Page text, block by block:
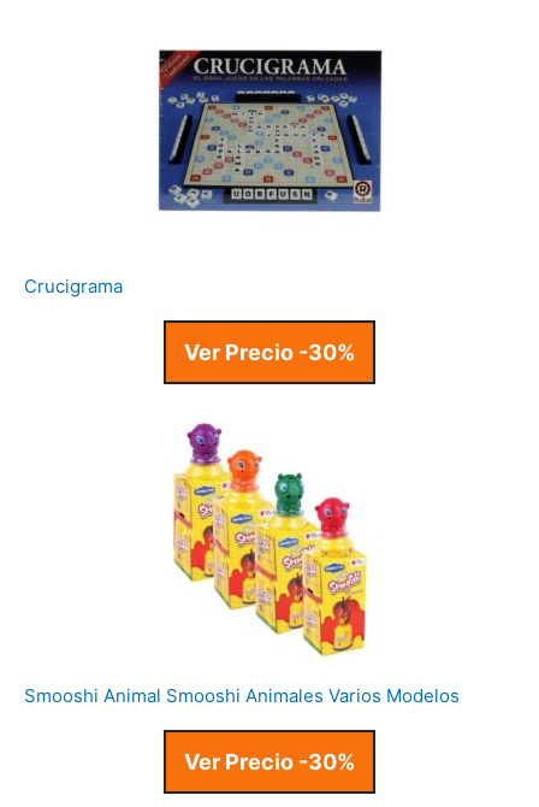
Crucigrama
Ver Precio -30%
Smooshi Animal Smooshi Animales Varios Modelos
Ver Precio -30%